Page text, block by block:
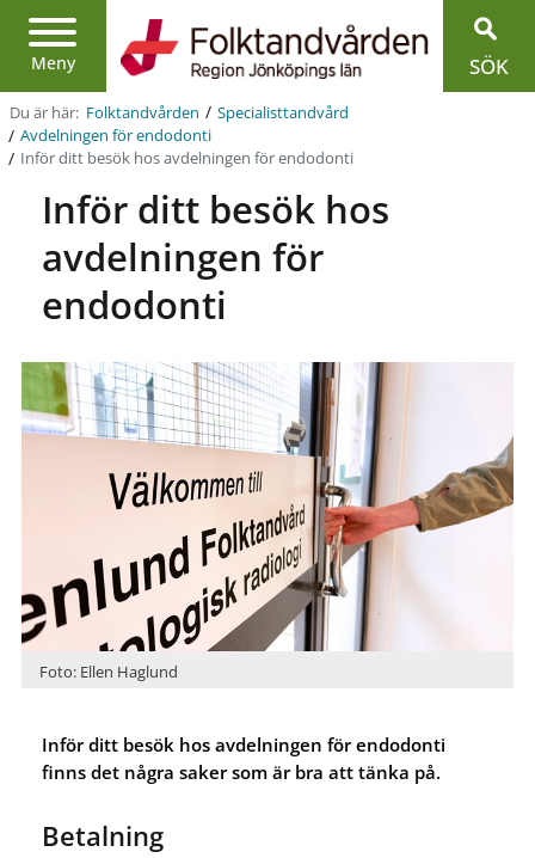
Meny
Region
Jönköpings
län
SÖK
Du är här: Folktandvården / Specialist­tandvård
/ Avdelningen för endodonti
/ Inför ditt besök hos avdelningen för endodonti
Inför ditt besök hos
avdelningen för
endodonti
Foto: Ellen Haglund
Inför ditt besök hos avdelningen för endodonti
finns det några saker som är bra att tänka på.
Betalning